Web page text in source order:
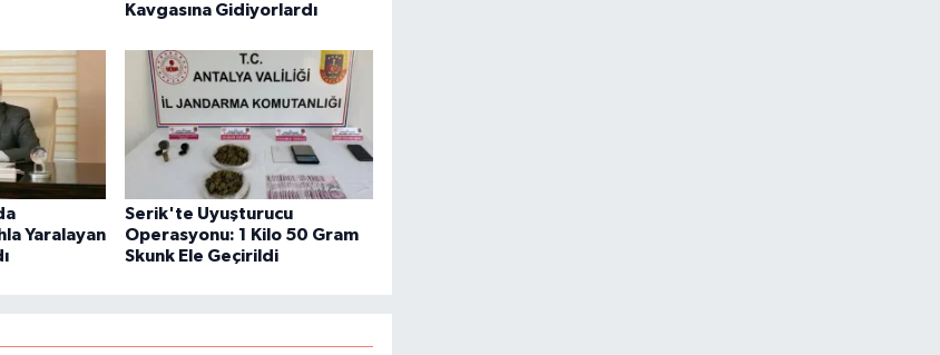
Kavgasına Gidiyorlardı
Yaralayan
Serik'te Uyuşturucu
Operasyonu: 1 Kilo 50 Gram
Skunk Ele Geçirildi